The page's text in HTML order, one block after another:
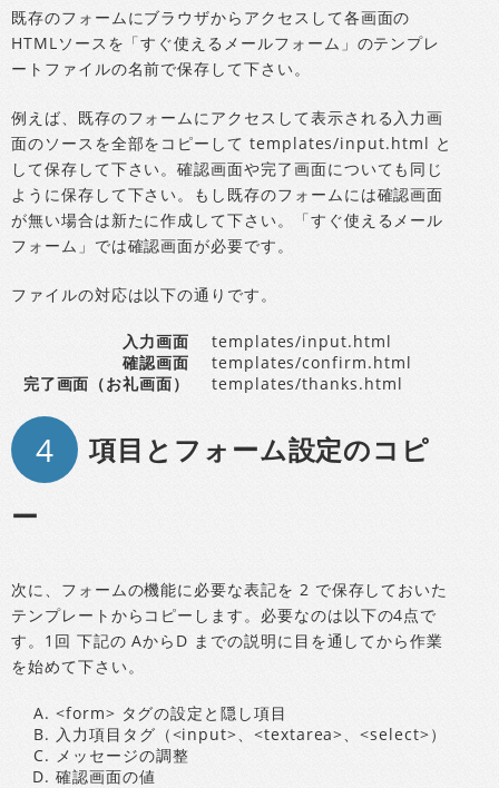
既存のフォームにブラウザからアクセスして各画面の
HTMLソースを「すぐ使えるメールフォーム」のテンプレ
ートファイルの名前で保存して下さい。
例えば、既存のフォームにアクセスして表示される入力画
面のソースを全部をコピーして templates/input.html と
して保存して下さい。確認画面や完了画面についても同じ
ように保存して下さい。もし既存のフォームには確認画面
が無い場合は新たに作成して下さい。「すぐ使えるメール
フォーム」では確認画面が必要です。
ファイルの対応は以下の通りです。
入力画面
templates/input.html
確認画面
templates/confirm.html
完了画面（お礼画面）
templates/thanks.html
4
項目とフォーム設定のコピ
ー
次に、フォームの機能に必要な表記を 2 で保存しておいた
テンプレートからコピーします。必要なのは以下の4点で
す。1回 下記の AからD までの説明に目を通してから作業
を始めて下さい。
<form> タグの設定と隠し項目
入力項目タグ（<input>、<textarea>、<select>）
メッセージの調整
確認画面の値